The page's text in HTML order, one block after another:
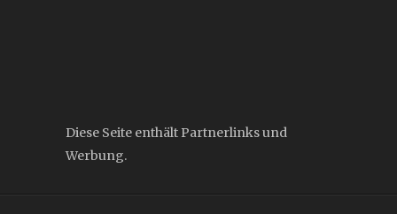
Diese Seite enthält Partnerlinks und
Werbung.